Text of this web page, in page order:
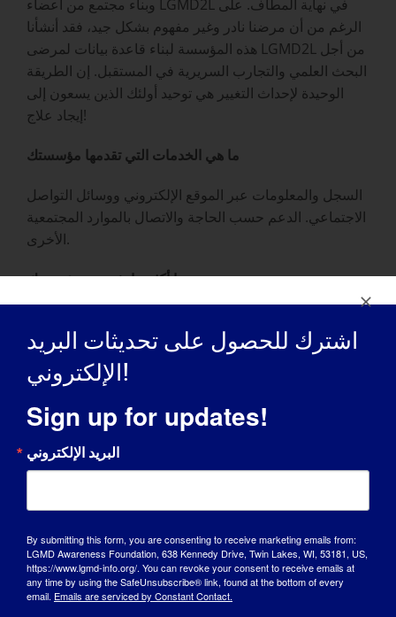
وبناء مجتمع من أعضاء LGMD2L في نهاية المطاف. على
الرغم من أن مرضنا نادر وغير مفهوم بشكل جيد، فقد أنشأنا
هذه المؤسسة لبناء قاعدة بيانات لمرضى LGMD2L من أجل
البحث العلمي والتجارب السريرية في المستقبل. إن الطريقة
الوحيدة لإحداث التغيير هي توحيد أولئك الذين يسعون إلى
إيجاد علاج!
السجل والمعلومات عبر الموقع الإلكتروني ووسائل التواصل
الاجتماعي. الدعم حسب الحاجة والاتصال بالموارد المجتمعية
الأخرى.
ما أكثر ما تفخر به مؤسستك
الإلكتروني مع السجل.
ما الذي تريد أن يعرفه العالم عن منظمتك
نحن نعمل على تطوير علاقات رائعة في هذا المجال، ونأمل
في بناء سجل يساعدنا عندما تكون التجارب السريرية جاهزة
للبدء.
كيف يمكن للأشخاص المشاركة في دعم
سيحتوي موقعنا الإلكتروني على معلومات للاتصال بنا وفي
نهاية المطاف لتقديم تبرعات معفاة من الضرائب والتي
اشترك للحصول على تحديثات البريد
الإلكتروني!
Sign up for updates!
البريد الإلكتروني
By submitting this form, you are consenting to receive marketing emails from:
LGMD Awareness Foundation, 638 Kennedy Drive, Twin Lakes, WI, 53181, US,
https://www.lgmd-info.org/. You can revoke your consent to receive emails at
any time by using the SafeUnsubscribe® link, found at the bottom of every
email. Emails are serviced by Constant Contact.